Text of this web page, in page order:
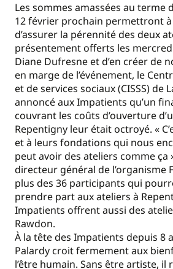
Les sommes amassées au terme
12 février prochain permettront à
d’assurer la pérennité des deux
présentement offerts les
Diane Dufresne et d’en créer de
en marge de l’événement, le
et de services sociaux (CISSS) de
annoncé aux Impatients qu’un
couvrant les coûts d’ouverture
Repentigny leur était octroyé. «
et à leurs fondations qui nous
peut avoir des ateliers comme ça
directeur général de l’organisme
plus des 36 participants qui
prendre part aux ateliers à
Impatients offrent aussi des
Rawdon.
À la tête des Impatients depuis 8
Palardy croit fermement aux
l’être humain. Sans être artiste, il